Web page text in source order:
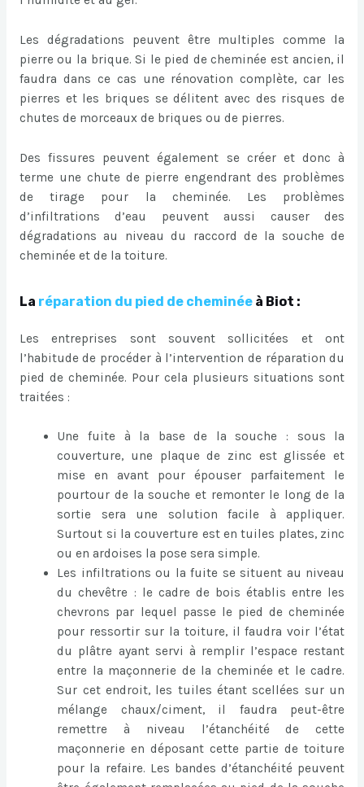
Les dégradations peuvent être multiples comme la
pierre ou la brique. Si le pied de cheminée est ancien, il
faudra dans ce cas une rénovation complète, car les
pierres et les briques se délitent avec des risques de
chutes de morceaux de briques ou de pierres.
Des fissures peuvent également se créer et donc à
terme une chute de pierre engendrant des problèmes
de tirage pour la cheminée. Les problèmes
d’infiltrations d’eau peuvent aussi causer des
dégradations au niveau du raccord de la souche de
cheminée et de la toiture.
La réparation du pied de cheminéeà Biot :
Les entreprises sont souvent sollicitées et ont
l’habitude de procéder à l’intervention de réparation du
pied de cheminée. Pour cela plusieurs situations sont
traitées :
Une fuite à la base de la souche : sous la
couverture, une plaque de zinc est glissée et
mise en avant pour épouser parfaitement le
pourtour de la souche et remonter le long de la
sortie sera une solution facile à appliquer.
Surtout si la couverture est en tuiles plates, zinc
ou en ardoises la pose sera simple.
Les infiltrations ou la fuite se situent au niveau
du chevêtre : le cadre de bois établis entre les
chevrons par lequel passe le pied de cheminée
pour ressortir sur la toiture, il faudra voir l’état
du plâtre ayant servi à remplir l’espace restant
entre la maçonnerie de la cheminée et le cadre.
Sur cet endroit, les tuiles étant scellées sur un
mélange chaux/ciment, il faudra peut-être
remettre à niveau l’étanchéité de cette
maçonnerie en déposant cette partie de toiture
pour la refaire. Les bandes d’étanchéité peuvent